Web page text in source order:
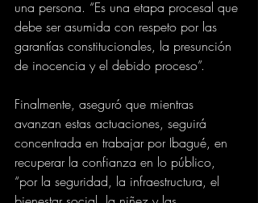
una persona. “Es una etapa procesal que
debe ser asumida con respeto por las
garantías constitucionales, la presunción
de inocencia y el debido proceso”.
Finalmente, aseguró que mientras
avanzan estas actuaciones, seguirá
concentrada en trabajar por Ibagué, en
recuperar la confianza en lo público,
“por la seguridad, la infraestructura, el